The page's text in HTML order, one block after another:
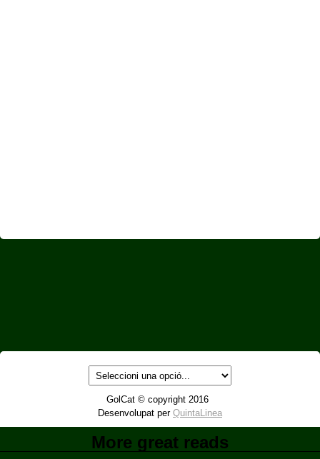
GolCat © copyright 2016
Desenvolupat per QuintaLinea
More great reads